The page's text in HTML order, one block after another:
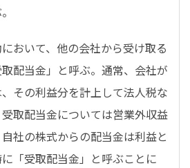
おいて、他の会社から受け取る
配当金」と呼ぶ。通常、会社が
その利益分を計上して法人税な
取配当金については営業外収益
社の株式からの配当金は利益と
「受取配当金」と呼ぶことに